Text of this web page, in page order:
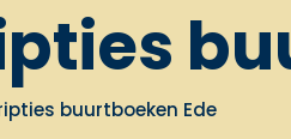
buurtboeken Ede